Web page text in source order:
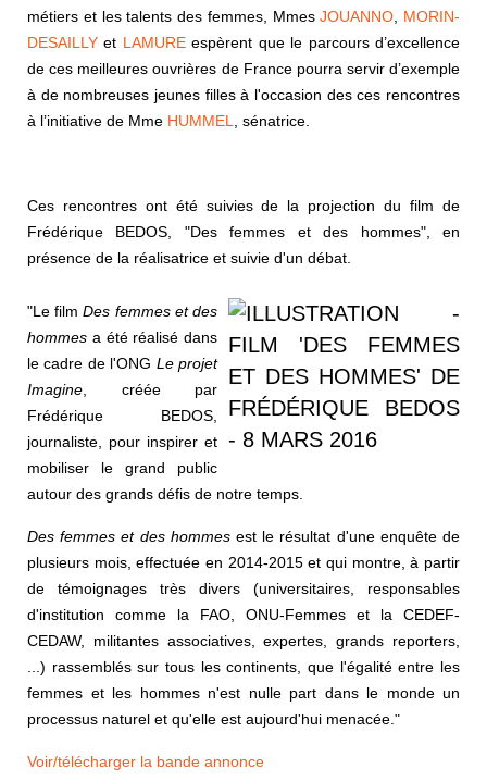
métiers et les talents des femmes, MmesJOUANNO
MORIN-
DESAILLY et LAMUREespèrent que le parcours d’excellence
de ces meilleures ouvrières de France pourra servir d’exemple
à de nombreuses jeunes filles à l'occasion des ces rencontres
à l’initiative de Mme HUMMEL , sénatrice.
Ces rencontres ont été suivies de la projection du film de
Frédérique BEDOS, "Des femmes et des hommes", en
présence de la réalisatrice et suivie d'un débat.
"Le filmDes femmes et des
hommes a été réalisé dans
le cadre de l'ONG Le projet
Imagine , créée par
Frédérique BEDOS,
journaliste, pour inspirer et
mobiliser le grand public
autour des grands défis de notre temps.
Des femmes et des hommesest le résultat d'une enquête de
plusieurs mois, effectuée en 2014-2015 et qui montre, à partir
de témoignages très divers (universitaires, responsables
d'institution comme la FAO, ONU-Femmes et la CEDEF-
CEDAW, militantes associatives, expertes, grands reporters,
...) rassemblés sur tous les continents, que l'égalité entre les
femmes et les hommes n'est nulle part dans le monde un
processus naturel et qu'elle est aujourd'hui menacée."
Voir/télécharger la bande annonce